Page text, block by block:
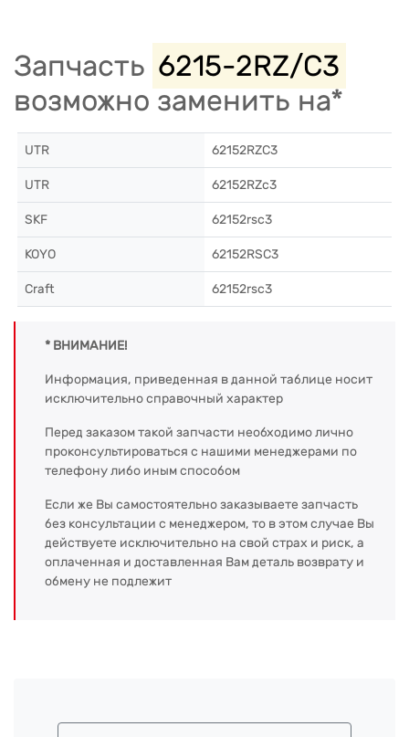
Запчасть 6215-2RZ/C3
возможно заменить на*
UTR 62152RZC3
UTR 62152RZc3
SKF 62152rsc3
KOYO 62152RSC3
Craft 62152rsc3
* ВНИМАНИЕ!
Информация, приведенная в данной таблице носит
исключительно справочный характер
Перед заказом такой запчасти необходимо лично
проконсультироваться с нашими менеджерами по
телефону либо иным способом
Если же Вы самостоятельно заказываете запчасть
без консультации с менеджером, то в этом случае Вы
действуете исключительно на свой страх и риск, а
оплаченная и доставленная Вам деталь возврату и
обмену не подлежит